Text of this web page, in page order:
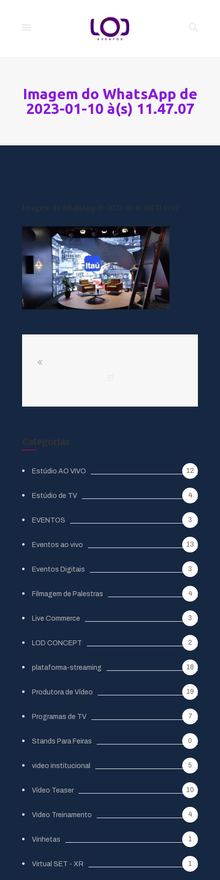
Imagem do WhatsApp de
2023-01-10 à(s) 11.47.07
Imagem do WhatsApp de 2023-01-10 à(s) 11.47.07
Categorias
Estúdio AO VIVO 12
Estúdio de TV 4
EVENTOS 3
Eventos ao vivo 13
Eventos Digitais 3
Filmagem de Palestras 4
Live Commerce 3
LOD CONCEPT 2
plataforma-streaming 18
Produtora de Vídeo 19
Programas de TV 7
Stands Para Feiras 0
video institucional 5
Vídeo Teaser 10
Video Treinamento 4
Vinhetas 1
Virtual SET - XR 1